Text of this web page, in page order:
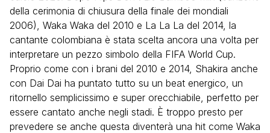
della cerimonia di chiusura della finale dei mondiali
2006), Waka Waka del 2010 e La La La del 2014, la
cantante colombiana è stata scelta ancora una volta per
interpretare un pezzo simbolo della FIFA World Cup.
Proprio come con i brani del 2010 e 2014, Shakira anche
con Dai Dai ha puntato tutto su un beat energico, un
ritornello semplicissimo e super orecchiabile, perfetto per
essere cantato anche negli stadi. È troppo presto per
prevedere se anche questa diventerà una hit come Waka